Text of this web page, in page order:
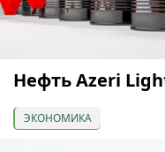
Нефть Azeri
ЭКОНОМИКА